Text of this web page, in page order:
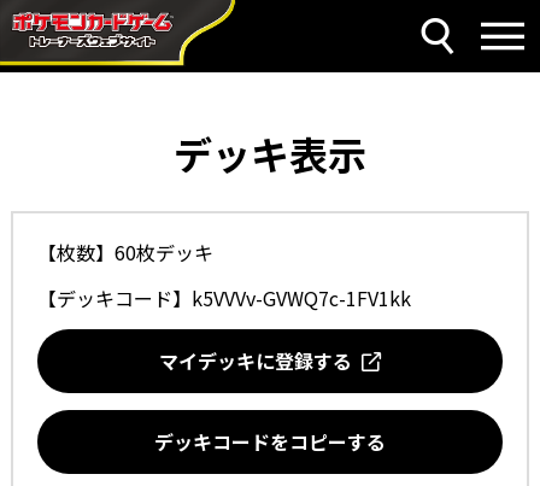
デッキ表示
【枚数】60枚デッキ
【デッキコード】 k5VVVv-GVWQ7c-1FV1kk
マイデッキに登録する
デッキコードをコピーする